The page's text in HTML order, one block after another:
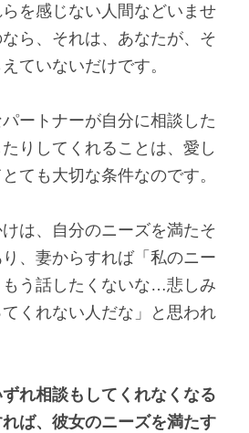
を感じない人間などいませ
ら、それは、あなたが、そ
ていないだけです。
ートナーが自分に相談した
りしてくれることは、愛し
ても大切な条件なのです。
は、自分のニーズを満たそ
、妻からすれば「私のニー
もう話したくないな…悲しみ
くれない人だな」と思われ
ずれ相談もしてくれなくなる
ば、彼女のニーズを満たす